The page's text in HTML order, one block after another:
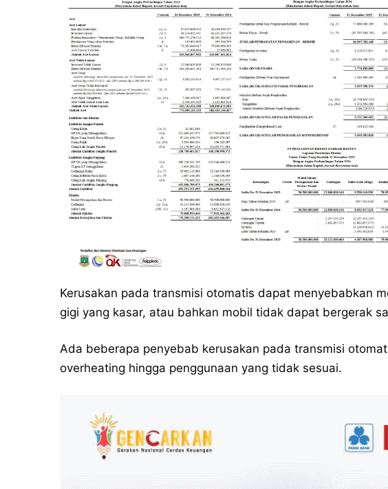
Kerusakan pada transmisi otomatis dapat menyebabkan
gigi yang kasar, atau bahkan mobil tidak dapat bergerak
Ada beberapa penyebab kerusakan pada transmisi
overheating hingga penggunaan yang tidak sesuai.